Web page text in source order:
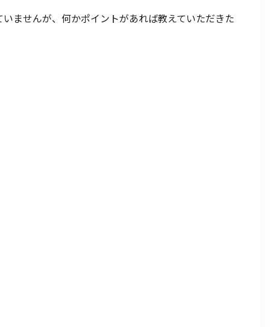
ませんが、何かポイントがあれば教えていただきた